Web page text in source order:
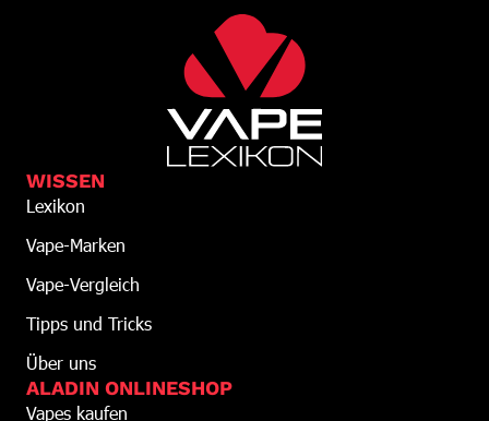
WISSEN
Lexikon
Vape-Marken
Vape-Vergleich
Tipps und Tricks
Über uns
ALADIN ONLINESHOP
Vapes kaufen